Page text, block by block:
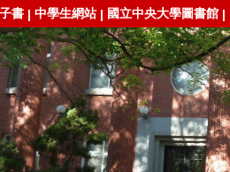
書| 中學生網站| 國立中央大學圖書館|